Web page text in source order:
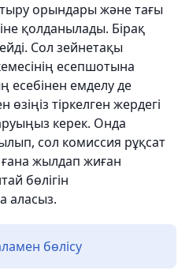
орындары және тағы
қолданылады. Бірақ
Сол зейнетақы
есепшотына
емделу де
тіркелген жердегі
керек. Онда
сол комиссия рұқсат
ғана жылдап жиған
бөлігін
аласыз.
бөлісу